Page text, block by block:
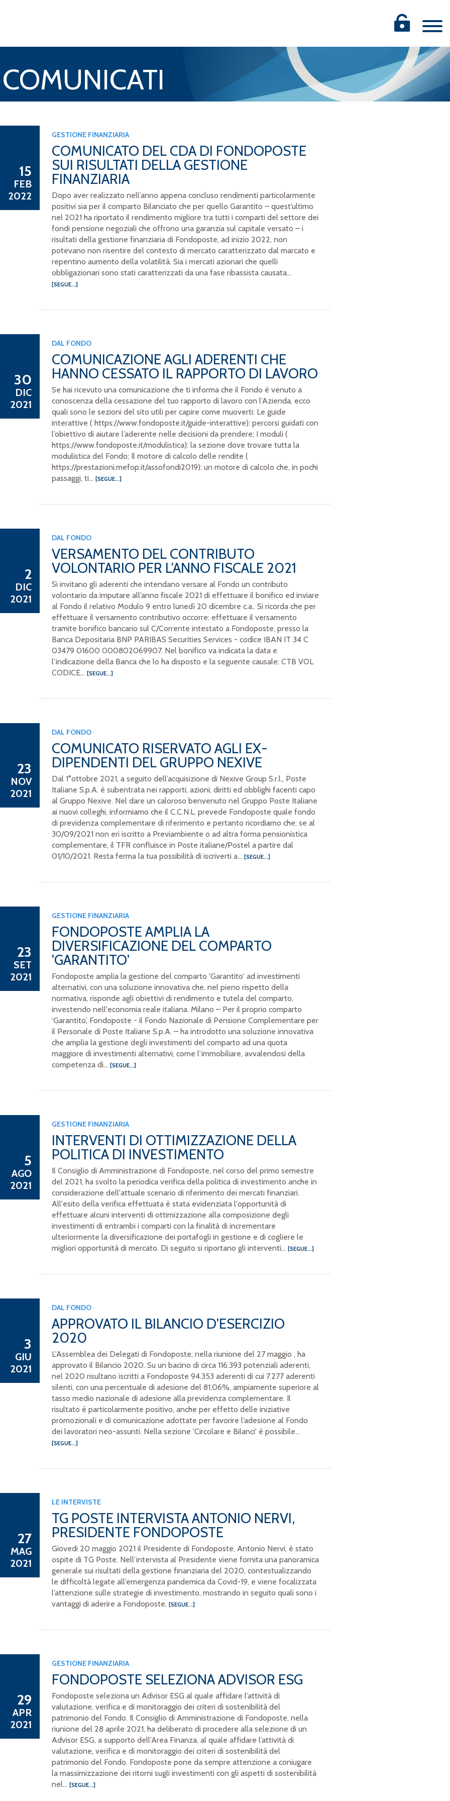
15
FEB
2022
GESTIONE FINANZIARIA
COMUNICATO DEL CDA DI FONDOPOSTE
SUI RISULTATI DELLA GESTIONE
FINANZIARIA
Dopo aver realizzato nell’anno appena concluso rendimenti particolarmente
positivi sia per il comparto Bilanciato che per quello Garantito – quest’ultimo
nel 2021 ha riportato il rendimento migliore tra tutti i comparti del settore dei
fondi pensione negoziali che offrono una garanzia sul capitale versato – i
risultati della gestione finanziaria di Fondoposte, ad inizio 2022, non
potevano non risentire del contesto di mercato caratterizzato dal marcato e
repentino aumento della volatilità. Sia i mercati azionari che quelli
obbligazionari sono stati caratterizzati da una fase ribassista causata...
[SEGUE...]
30
DIC
2021
DAL FONDO
COMUNICAZIONE AGLI ADERENTI CHE
HANNO CESSATO IL RAPPORTO DI LAVORO
Se hai ricevuto una comunicazione che ti informa che il Fondo è venuto a
conoscenza della cessazione del tuo rapporto di lavoro con l’Azienda, ecco
quali sono le sezioni del sito utili per capire come muoverti: Le guide
interattive ( https://www.fondoposte.it/guide-interattive): percorsi guidati con
l’obiettivo di aiutare l’aderente nelle decisioni da prendere; I moduli (
https://www.fondoposte.it/modulistica): la sezione dove trovare tutta la
modulistica del Fondo; Il motore di calcolo delle rendite (
https://prestazioni.mefop.it/assofondi2019): un motore di calcolo che, in pochi
passaggi, ti... [SEGUE...]
2
DIC
2021
DAL FONDO
VERSAMENTO DEL CONTRIBUTO
VOLONTARIO PER L’ANNO FISCALE 2021
Si invitano gli aderenti che intendano versare al Fondo un contributo
volontario da imputare all’anno fiscale 2021 di effettuare il bonifico ed inviare
al Fondo il relativo Modulo 9 entro lunedì 20 dicembre c.a.. Si ricorda che per
effettuare il versamento contributivo occorre: effettuare il versamento
tramite bonifico bancario sul C/Corrente intestato a Fondoposte, presso la
Banca Depositaria BNP PARIBAS Securities Services - codice IBAN IT 34 C
03479 01600 000802069907. Nel bonifico va indicata la data e
l’indicazione della Banca che lo ha disposto e la seguente causale: CTB VOL
CODICE... [SEGUE...]
23
NOV
2021
DAL FONDO
COMUNICATO RISERVATO AGLI EX-
DIPENDENTI DEL GRUPPO NEXIVE
Dal 1°ottobre 2021, a seguito dell’acquisizione di Nexive Group S.r.l., Poste
Italiane S.p.A. è subentrata nei rapporti, azioni, diritti ed obblighi facenti capo
al Gruppo Nexive. Nel dare un caloroso benvenuto nel Gruppo Poste Italiane
ai nuovi colleghi, informiamo che il C.C.N.L. prevede Fondoposte quale fondo
di previdenza complementare di riferimento e pertanto ricordiamo che: se al
30/09/2021 non eri iscritto a Previambiente o ad altra forma pensionistica
complementare, il TFR confluisce in Poste italiane/Postel a partire dal
01/10/2021. Resta ferma la tua possibilità di iscriverti a... [SEGUE...]
23
SET
2021
GESTIONE FINANZIARIA
FONDOPOSTE AMPLIA LA
DIVERSIFICAZIONE DEL COMPARTO
'GARANTITO'
Fondoposte amplia la gestione del comparto 'Garantito' ad investimenti
alternativi, con una soluzione innovativa che, nel pieno rispetto della
normativa, risponde agli obiettivi di rendimento e tutela del comparto,
investendo nell'economia reale italiana. Milano – Per il proprio comparto
‘Garantito’, Fondoposte - il Fondo Nazionale di Pensione Complementare per
il Personale di Poste Italiane S.p.A. – ha introdotto una soluzione innovativa
che amplia la gestione degli investimenti del comparto ad una quota
maggiore di investimenti alternativi, come l’immobiliare, avvalendosi della
competenza di... [SEGUE...]
5
AGO
2021
GESTIONE FINANZIARIA
INTERVENTI DI OTTIMIZZAZIONE DELLA
POLITICA DI INVESTIMENTO
Il Consiglio di Amministrazione di Fondoposte, nel corso del primo semestre
del 2021, ha svolto la periodica verifica della politica di investimento anche in
considerazione dell'attuale scenario di riferimento dei mercati finanziari.
All'esito della verifica effettuata è stata evidenziata l'opportunità di
effettuare alcuni interventi di ottimizzazione alla composizione degli
investimenti di entrambi i comparti con la finalità di incrementare
ulteriormente la diversificazione dei portafogli in gestione e di cogliere le
migliori opportunità di mercato. Di seguito si riportano gli interventi... [SEGUE...]
3
GIU
2021
DAL FONDO
APPROVATO IL BILANCIO D'ESERCIZIO
2020
L'Assemblea dei Delegati di Fondoposte, nella riunione del 27 maggio , ha
approvato il Bilancio 2020. Su un bacino di circa 116.393 potenziali aderenti,
nel 2020 risultano iscritti a Fondoposte 94.353 aderenti di cui 7.277 aderenti
silenti, con una percentuale di adesione del 81,06%, ampiamente superiore al
tasso medio nazionale di adesione alla previdenza complementare. Il
risultato è particolarmente positivo, anche per effetto delle iniziative
promozionali e di comunicazione adottate per favorire l’adesione al Fondo
dei lavoratori neo-assunti. Nella sezione 'Circolare e Bilanci' è possibile...
[SEGUE...]
27
MAG
2021
LE INTERVISTE
TG POSTE INTERVISTA ANTONIO NERVI,
PRESIDENTE FONDOPOSTE
Giovedi 20 maggio 2021 il Presidente di Fondoposte, Antonio Nervi, è stato
ospite di TG Poste. Nell’intervista al Presidente viene fornita una panoramica
generale sui risultati della gestione finanziaria del 2020, contestualizzando
le difficoltà legate all’emergenza pandemica da Covid-19, e viene focalizzata
l’attenzione sulle strategie di investimento, mostrando in seguito quali sono i
vantaggi di aderire a Fondoposte. [SEGUE...]
29
APR
2021
GESTIONE FINANZIARIA
FONDOPOSTE SELEZIONA ADVISOR ESG
Fondoposte seleziona un Advisor ESG al quale affidare l’attività di
valutazione, verifica e di monitoraggio dei criteri di sostenibilità del
patrimonio del Fondo. Il Consiglio di Amministrazione di Fondoposte, nella
riunione del 28 aprile 2021, ha deliberato di procedere alla selezione di un
Advisor ESG, a supporto dell’Area Finanza, al quale affidare l’attività di
valutazione, verifica e di monitoraggio dei criteri di sostenibilità del
patrimonio del Fondo. Fondoposte pone da sempre attenzione a coniugare
la massimizzazione dei ritorni sugli investimenti con gli aspetti di sostenibilità
nel... [SEGUE...]